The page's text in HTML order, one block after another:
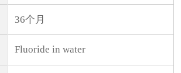
36个月
Fluoride in water